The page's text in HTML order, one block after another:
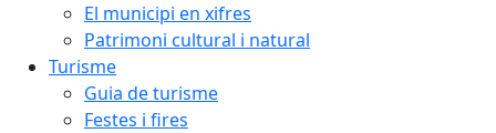
El municipi en xifres
Patrimoni cultural i natural
Turisme
Guia de turisme
Festes i fires